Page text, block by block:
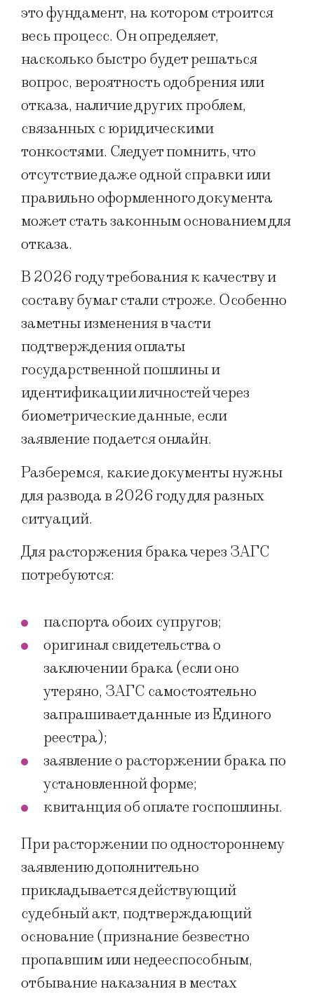
это фундамент, на котором строится
весь процесс. Он определяет,
насколько быстро будет решаться
вопрос, вероятность одобрения или
отказа, наличие других проблем,
связанных с юридическими
тонкостями. Следует помнить, что
отсутствие даже одной справки или
правильно оформленного документа
может стать законным основанием для
отказа.
В 2026 году требования к качеству и
составу бумаг стали строже. Особенно
заметны изменения в части
подтверждения оплаты
государственной пошлины и
идентификации личностей через
биометрические данные, если
заявление подается онлайн.
Разберемся, какие документы нужны
для развода в 2026 году для разных
ситуаций.
Для расторжения брака через ЗАГС
потребуются:
паспорта обоих супругов;
оригинал свидетельства о
заключении брака (если оно
утеряно, ЗАГС самостоятельно
запрашивает данные из Единого
реестра);
заявление о расторжении брака по
установленной форме;
квитанция об оплате госпошлины.
При расторжении по одностороннему
заявлению дополнительно
прикладывается действующий
судебный акт, подтверждающий
основание (признание безвестно
пропавшим или недееспособным,
отбывание наказания в местах